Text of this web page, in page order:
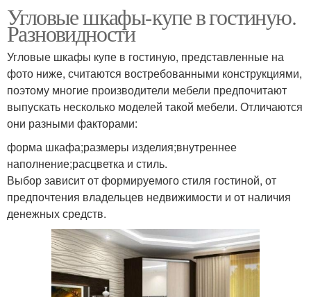
Угловые шкафы-купе в гостиную.
Разновидности
Угловые шкафы купе в гостиную, представленные на
фото ниже, считаются востребованными конструкциями,
поэтому многие производители мебели предпочитают
выпускать несколько моделей такой мебели. Отличаются
они разными факторами:
форма шкафа;размеры изделия;внутреннее
наполнение;расцветка и стиль.
Выбор зависит от формируемого стиля гостиной, от
предпочтения владельцев недвижимости и от наличия
денежных средств.